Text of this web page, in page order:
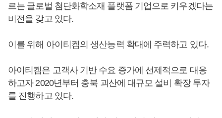
르는 글로벌 첨단화학소재 플랫폼 기업으로 키우겠다는
비전을 갖고 있다.
이를 위해 아이티켐의 생산능력 확대에 주력하고 있다.
아이티켐은 고객사 기반 수요 증가에 선제적으로 대응
하고자 2020년부터 충북 괴산에 대규모 설비 확장 투자
를 진행하고 있다.